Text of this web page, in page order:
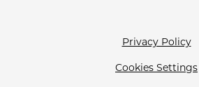
Privacy Policy
Cookies Settings